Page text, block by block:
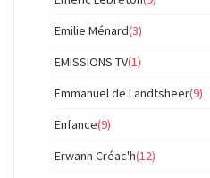
Emilie Ménard(3)
EMISSIONS TV(1)
Emmanuel de Landtsheer(9)
Enfance(9)
Erwann Créac'h(12)